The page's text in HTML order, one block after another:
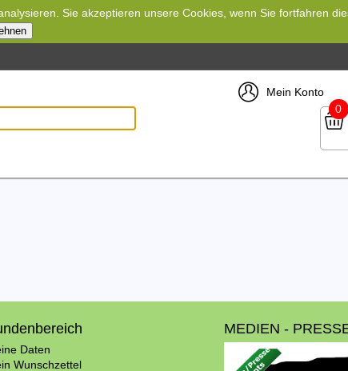
Sie akzeptieren unsere Cookies, wenn Sie fortfahren
Mein Konto
0
Daten
Wunschzettel
MEDIEN -